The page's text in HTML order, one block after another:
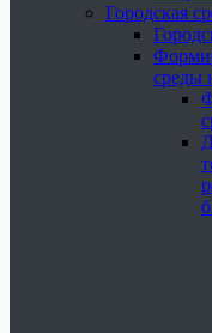
Городская
среды